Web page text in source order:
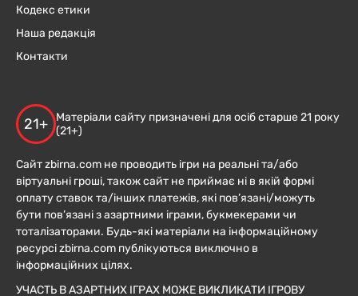
Кодекс етики
Наша редакція
Контакти
21+
Матеріали сайту призначені для осіб старше 21 року
(21+)
Сайт zbirna.com не проводить ігри на реальні та/або
віртуальні гроші, також сайт не приймає ні в якій формі
оплату ставок та/інших платежів, які пов’язані/можуть
бути пов’язані з азартними іграми, букмекерами чи
тоталізаторами. Будь-які матеріали на інформаційному
ресурсі zbirna.com публікуються виключно в
інформаційних цілях.
УЧАСТЬ В АЗАРТНИХ ІГРАХ МОЖЕ ВИКЛИКАТИ ІГРОВУ